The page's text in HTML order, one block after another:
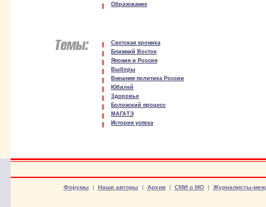
Образование
Светская хроника
Ближний Восток
Япония и Россия
Выборы
Внешняя политика России
Юбилей
Здоровье
Болонский процесс
МАГАТЭ
История успеха
Форумы | Наши авторы | Архив| СМИ о МО| Журналисты-